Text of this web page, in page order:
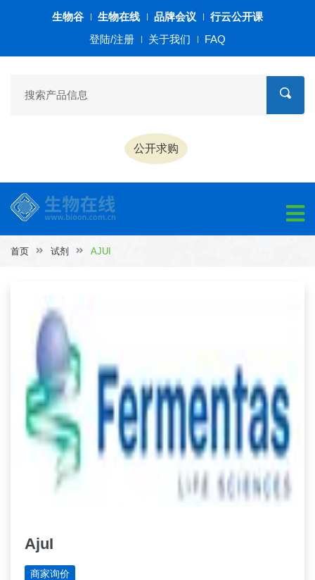
生物谷 生物在线 品牌会议
行云公开课
登陆/注册
关于我们 FAQ
公开求购
首页 试剂 AJUI
AjuI
商家询价